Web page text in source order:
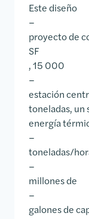
Este diseño
–
proyecto de
SF
, 15 000
–
estación
toneladas, un
energía
–
toneladas/
–
millones de
–
galones de